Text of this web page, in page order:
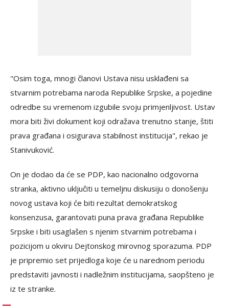
"Osim toga, mnogi članovi Ustava nisu usklađeni sa
stvarnim potrebama naroda Republike Srpske, a pojedine
odredbe su vremenom izgubile svoju primjenljivost. Ustav
mora biti živi dokument koji odražava trenutno stanje, štiti
prava građana i osigurava stabilnost institucija", rekao je
Stanivuković.
On je dodao da će se PDP, kao nacionalno odgovorna
stranka, aktivno uključiti u temeljnu diskusiju o donošenju
novog ustava koji će biti rezultat demokratskog
konsenzusa, garantovati puna prava građana Republike
Srpske i biti usaglašen s njenim stvarnim potrebama i
pozicijom u okviru Dejtonskog mirovnog sporazuma. PDP
je pripremio set prijedloga koje će u narednom periodu
predstaviti javnosti i nadležnim institucijama, saopšteno je
iz te stranke.